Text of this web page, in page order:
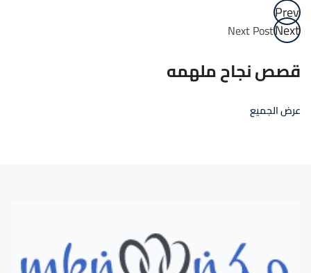
Prev
Next PostNext
قصص نجاح ملهمه
عرض الجميع